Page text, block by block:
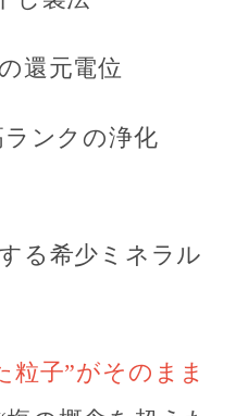
還元電位
ンクの浄化
る希少ミネラル
粒子”がそのまま